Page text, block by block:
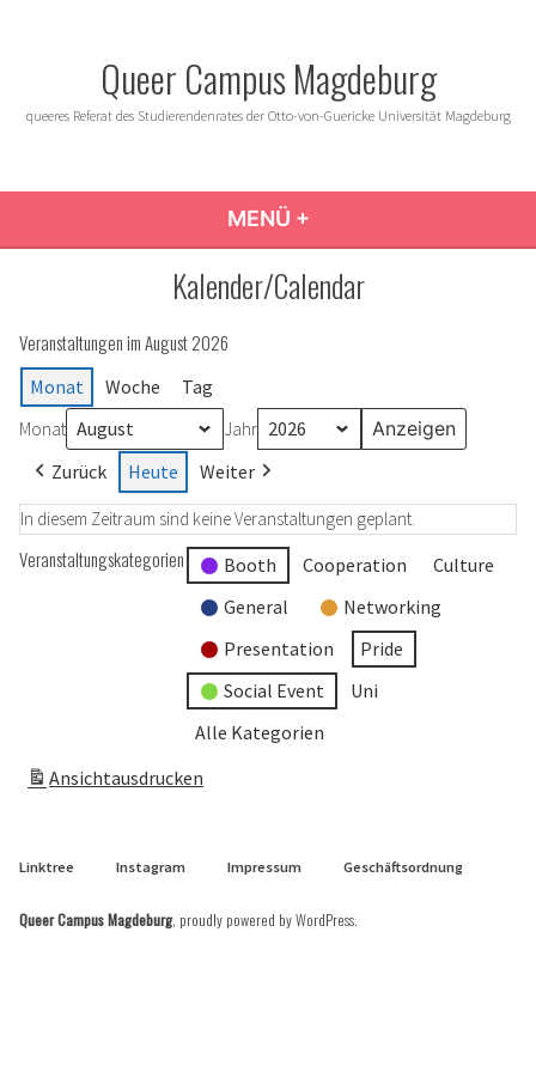
Queer Campus Magdeburg
queeres Referat des Studierendenrates der Otto-von-Guericke Universität Magdeburg
MENÜ +
Kalender/Calendar
Veranstaltungen im August 2026
Monat Woche Tag
Monat Jahr
Zurück Heute Weiter
In diesem Zeitraum sind keine Veranstaltungen geplant.
Veranstaltungskategorien Booth Cooperation
Culture
General
Networking
Presentation
Pride
Social Event
Uni
Alle Kategorien
Ansichtausdrucken
Linktree Instagram Impressum Geschäftsordnung
Queer Campus Magdeburg, proudly powered by WordPress.